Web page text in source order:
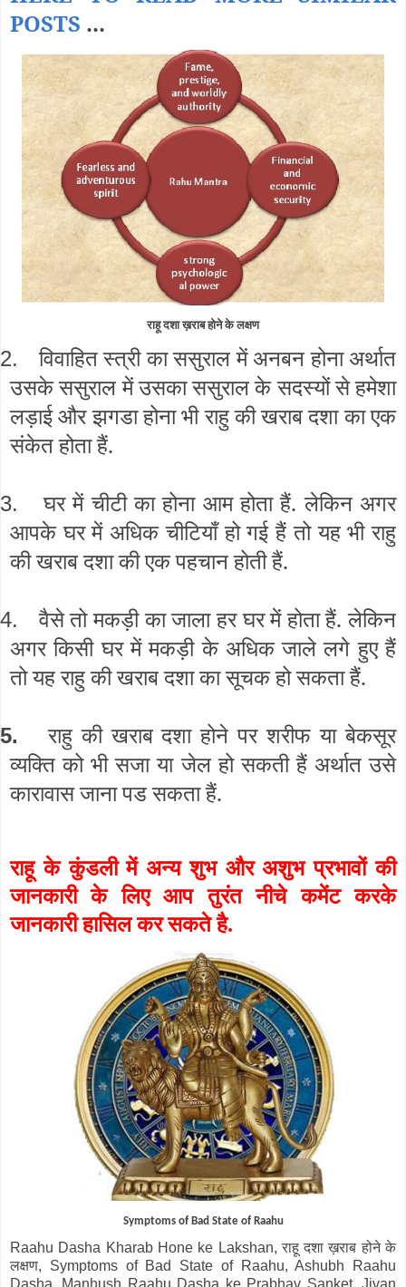
POSTS ...
राहू दशा ख़राब होने के लक्षण
विवाहित स्त्री का ससुराल में अनबन होना अर्थात
उसके ससुराल में उसका ससुराल के सदस्यों से हमेशा
लड़ाई और झगडा होना भी राहु की खराब दशा का एक
संकेत होता हैं.
घर में चीटी का होना आम होता हैं. लेकिन अगर
आपके घर में अधिक चीटियाँ हो गई हैं तो यह भी राहु
की खराब दशा की एक पहचान होती हैं.
वैसे तो मकड़ी का जाला हर घर में होता हैं. लेकिन
अगर किसी घर में मकड़ी के अधिक जाले लगे हुए हैं
तो यह राहु की खराब दशा का सूचक हो सकता हैं.
राहु की खराब दशा होने पर शरीफ या बेकसूर
व्यक्ति को भी सजा या जेल हो सकती हैं अर्थात उसे
कारावास जाना पड सकता हैं.
राहू के कुंडली में अन्य शुभ और अशुभ प्रभावों की
जानकारी के लिए आप तुरंत नीचे कमेंट करके
जानकारी हासिल कर सकते है.
Symptoms of Bad State of Raahu
Raahu Dasha Kharab Hone ke Lakshan, राहू दशा ख़राब होने के
लक्षण, Symptoms of Bad State of Raahu, Ashubh Raahu
Dasha, Manhush Raahu Dasha ke Prabhav Sanket, Jivan